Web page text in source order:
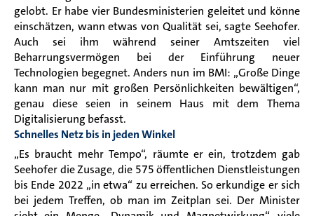
gelobt. Er habe vier Bundesministerien geleitet und könne
einschätzen, wann etwas von Qualität sei, sagte Seehofer.
Auch sei ihm während seiner Amtszeiten viel
Beharrungsvermögen bei der Einführung neuer
Technologien begegnet. Anders nun im BMI: „Große Dinge
kann man nur mit großen Persönlichkeiten bewältigen“,
genau diese seien in seinem Haus mit dem Thema
Digitalisierung befasst.
Schnelles Netz bis in jeden Winkel
„Es braucht mehr Tempo“, räumte er ein, trotzdem gab
Seehofer die Zusage, die 575 öffentlichen Dienstleistungen
bis Ende 2022 „in etwa“ zu erreichen. So erkundige er sich
bei jedem Treffen, ob man im Zeitplan sei. Der Minister